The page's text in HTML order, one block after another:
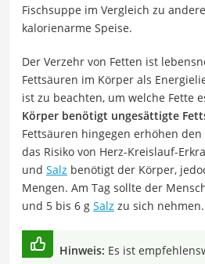
Fischsuppe im Vergleich zu
kalorienarme Speise.
Der Verzehr von Fetten ist
Fettsäuren im Körper als
ist zu beachten, um welche Fette
Körper benötigt ungesättigte
Fettsäuren hingegen erhöhen
das Risiko von Herz-Kreislauf-
und Salz benötigt der Körper,
Mengen. Am Tag sollte der
und 5 bis 6 g Salz zu sich nehmen.
Hinweis: Es ist